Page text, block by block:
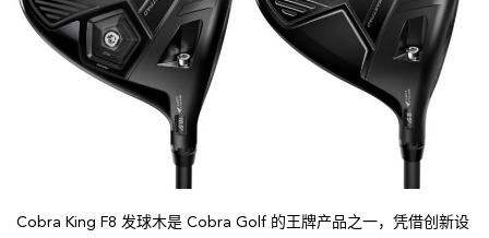
Cobra King F8 发球木是 Cobra Golf 的王牌产品之一，凭借创新设